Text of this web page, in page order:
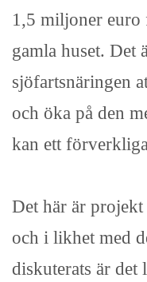
1,5 miljoner
gamla huset. Det
sjöfartsnäringen
och öka på den
kan ett
Det här är
och i likhet med
diskuterats är